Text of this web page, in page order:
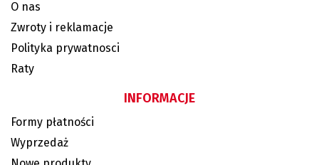
O nas
Zwroty i reklamacje
Polityka prywatnosci
Raty
INFORMACJE
Formy płatności
Wyprzedaż